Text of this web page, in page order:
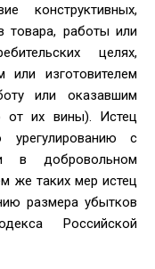
конструктивных,
товара, работы или
целях,
изготовителем
или оказавшим
от их вины). Истец
урегулированию с
в добровольном
же таких мер истец
размера убытков
Российской